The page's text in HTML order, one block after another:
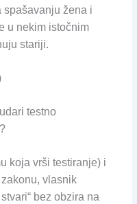
spašavanju žena i
u nekim istočnim
stariji.
testno
koja vrši testiranje) i
vlasnik
bez obzira na